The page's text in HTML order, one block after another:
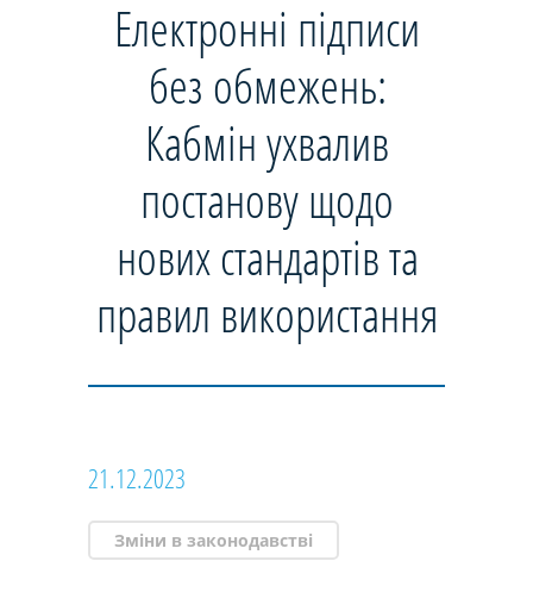
Електронні підписи
без обмежень:
Кабмін ухвалив
постанову щодо
нових стандартів та
правил використання
21.12.2023
Зміни в законодавстві